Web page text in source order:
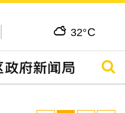
32°C
搜寻